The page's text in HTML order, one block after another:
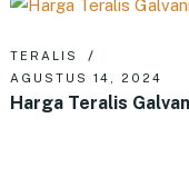
TERALIS
AGUSTUS 14, 2024
Harga Teralis